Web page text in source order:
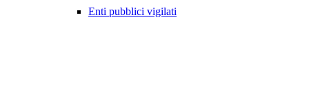
Enti pubblici vigilati